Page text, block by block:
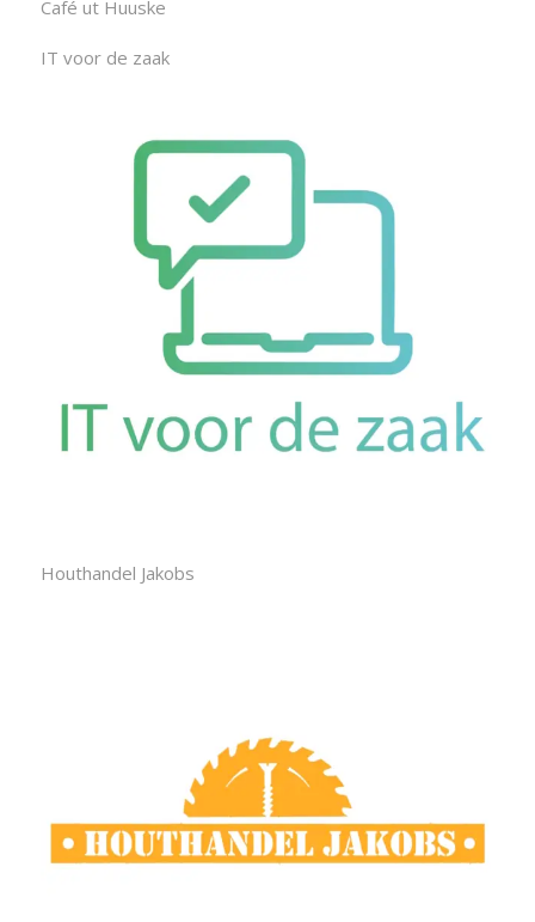
Café ut Huuske
IT voor de zaak
Houthandel Jakobs